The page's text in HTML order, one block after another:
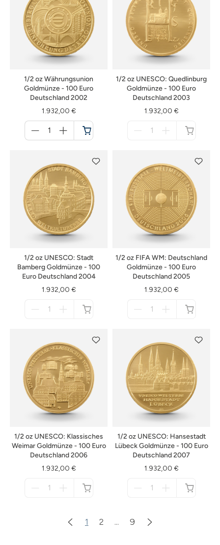
1/2 oz Währungsunion
Goldmünze - 100 Euro
Deutschland 2002
1.932,00 €
für
Warenkorb
1/2 oz UNESCO: Quedlinburg
Goldmünze - 100 Euro
Deutschland 2003
1.932,00 €
1/2 oz UNESCO: Stadt
Bamberg Goldmünze - 100
Euro Deutschland 2004
1.932,00 €
1/2 oz FIFA WM: Deutschland
Goldmünze - 100 Euro
Deutschland 2005
1.932,00 €
1/2 oz UNESCO: Klassisches
Weimar Goldmünze - 100 Euro
Deutschland 2006
1.932,00 €
1/2 oz UNESCO: Hansestadt
Lübeck Goldmünze - 100 Euro
Deutschland 2007
1.932,00 €
1 2 ... 9